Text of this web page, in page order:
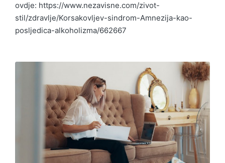
ovdje: https://www.nezavisne.com/zivot-
stil/zdravlje/Korsakovljev-sindrom-Amnezija-kao-
posljedica-alkoholizma/662667